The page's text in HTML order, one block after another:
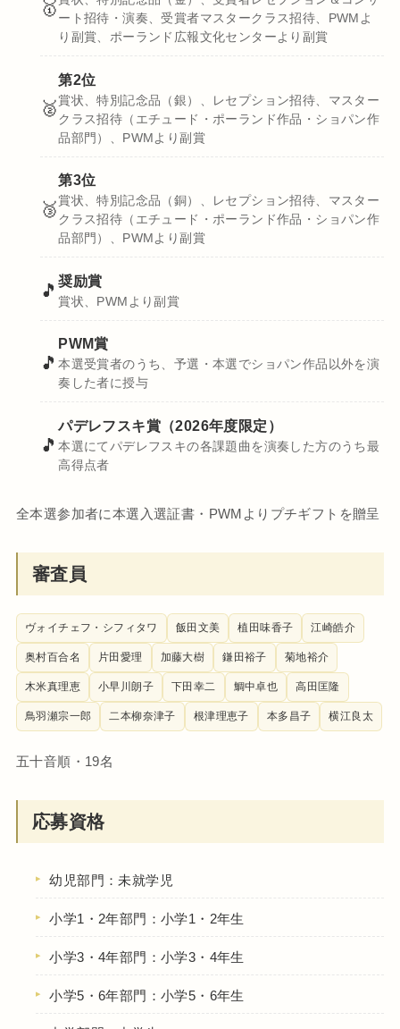
🥇
ート招待・演奏、受賞者マスタークラス招待、PWMよ
り副賞、ポーランド広報文化センターより副賞
🥈
第2位
賞状、特別記念品（銀）、レセプション招待、マスター
クラス招待（エチュード・ポーランド作品・ショパン作
品部門）、PWMより副賞
🥉
第3位
賞状、特別記念品（銅）、レセプション招待、マスター
クラス招待（エチュード・ポーランド作品・ショパン作
品部門）、PWMより副賞
🎵奨励賞
賞状、PWMより副賞
🎵
PWM賞
本選受賞者のうち、予選・本選でショパン作品以外を演
奏した者に授与
🎵
パデレフスキ賞（2026年度限定）
本選にてパデレフスキの各課題曲を演奏した方のうち最
高得点者
全本選参加者に本選入選証書・PWMよりプチギフトを贈呈
審査員
ヴォイチェフ・シフィタワ 飯田文美 植田味香子 江崎皓介
奥村百合名 片田愛理 加藤大樹 鎌田裕子 菊地裕介
木米真理恵 小早川朗子 下田幸二 鯛中卓也 高田匡隆
鳥羽瀬宗一郎 二本柳奈津子 根津理恵子 本多昌子 横江良太
五十音順・19名
応募資格
幼児部門：未就学児
小学1・2年部門：小学1・2年生
小学3・4年部門：小学3・4年生
小学5・6年部門：小学5・6年生